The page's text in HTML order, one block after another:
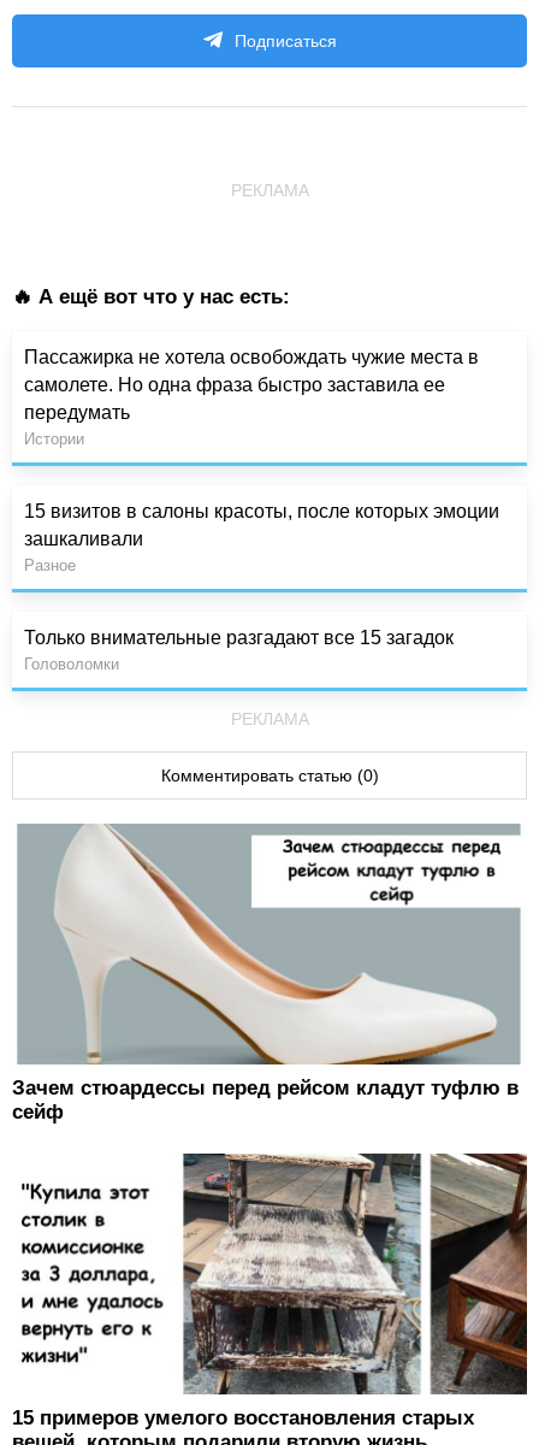
Подписаться
РЕКЛАМА
🔥 А ещё вот что у нас есть:
Пассажирка не хотела освобождать чужие места в
самолете. Но одна фраза быстро заставила ее
передумать
Истории
15 визитов в салоны красоты, после которых эмоции
зашкаливали
Разное
Только внимательные разгадают все 15 загадок
Головоломки
РЕКЛАМА
Комментировать статью (0)
Зачем стюардессы перед рейсом кладут туфлю в
сейф
15 примеров умелого восстановления старых